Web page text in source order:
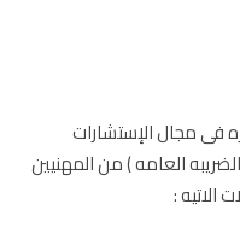
مجال الإستشارات
العامه ) من المهنيين
الاتيه :